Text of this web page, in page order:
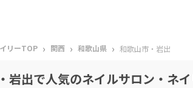
リーTOP › 関西 › 和歌山県 › 和歌山市・岩出
岩出で人気のネイルサロン・ネ